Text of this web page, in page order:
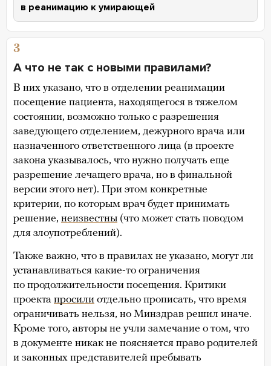
в реанимацию к умирающей
3
А что не так с новыми правилами?
В них указано, что в отделении реанимации
посещение пациента, находящегося в тяжелом
состоянии, возможно только с разрешения
заведующего отделением, дежурного врача или
назначенного ответственного лица (в проекте
закона указывалось, что нужно получать еще
разрешение лечащего врача, но в финальной
версии этого нет). При этом конкретные
критерии, по которым врач будет принимать
решение, неизвестны (что может стать поводом
для злоупотреблений).
Также важно, что в правилах не указано, могут ли
устанавливаться какие-то ограничения
по продолжительности посещения. Критики
проекта просили отдельно прописать, что время
ограничивать нельзя, но Минздрав решил иначе.
Кроме того, авторы не учли замечание о том, что
в документе никак не поясняется право родителей
и законных представителей пребывать